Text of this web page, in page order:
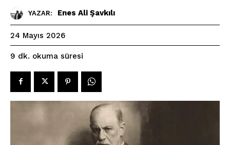
YAZAR: Enes Ali Şavkılı
24 Mayıs 2026
9 dk. okuma süresi